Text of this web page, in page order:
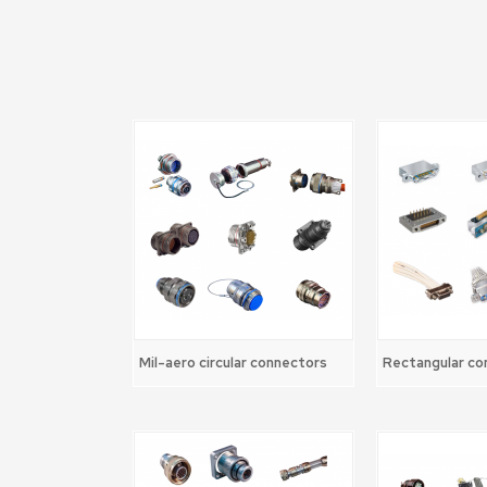
Mil-aero circular connectors Rectangular